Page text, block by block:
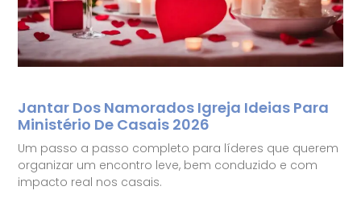
Jantar Dos Namorados Igreja Ideias Para
Ministério De Casais 2026
Um passo a passo completo para líderes que querem
organizar um encontro leve, bem conduzido e com
impacto real nos casais.